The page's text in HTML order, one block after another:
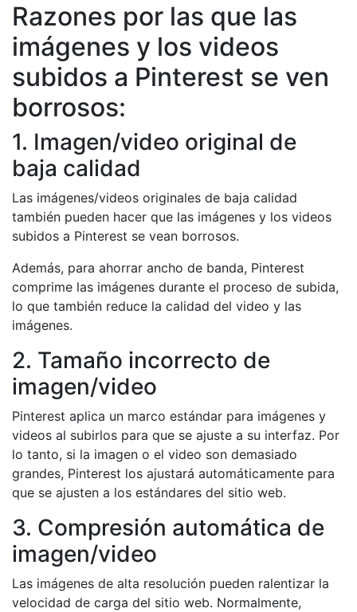
Razones por las que las
imágenes y los videos
subidos a Pinterest se ven
borrosos:
1. Imagen/video original de
baja calidad
Las imágenes/videos originales de baja calidad
también pueden hacer que las imágenes y los videos
subidos a Pinterest se vean borrosos.
Además, para ahorrar ancho de banda, Pinterest
comprime las imágenes durante el proceso de subida,
lo que también reduce la calidad del video y las
imágenes.
2. Tamaño incorrecto de
imagen/video
Pinterest aplica un marco estándar para imágenes y
videos al subirlos para que se ajuste a su interfaz. Por
lo tanto, si la imagen o el video son demasiado
grandes, Pinterest los ajustará automáticamente para
que se ajusten a los estándares del sitio web.
3. Compresión automática de
imagen/video
Las imágenes de alta resolución pueden ralentizar la
velocidad de carga del sitio web. Normalmente,